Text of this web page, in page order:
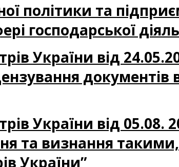
політики та
господарської
України від
документів
України від 05.08.
та визнання
України”